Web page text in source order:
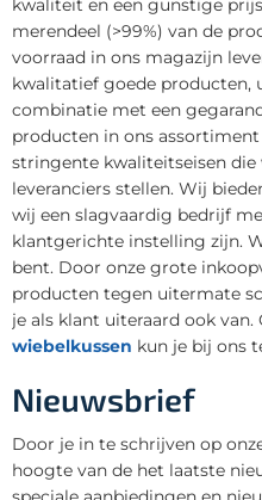
kwaliteit en een gunstige
merendeel (>99%) van de
voorraad in ons magazijn
kwalitatief goede producten,
combinatie met een
producten in ons
stringente kwaliteitseisen
leveranciers stellen. Wij
wij een slagvaardig bedrijf
klantgerichte instelling zijn.
bent. Door onze grote
producten tegen uitermate
je als klant uiteraard ook van.
wiebelkussen kun je bij ons
Nieuwsbrief
Door je in te schrijven op
hoogte van de het laatste